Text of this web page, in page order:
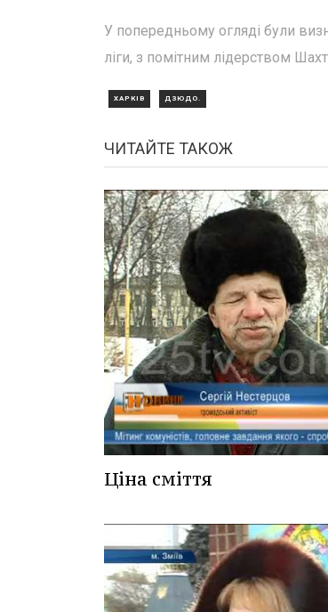
У попередньому огляді були
ліги, з помітним лідерством
ХАРКІВ ДЗЮДО.
ЧИТАЙТЕ ТАКОЖ
Ціна сміття